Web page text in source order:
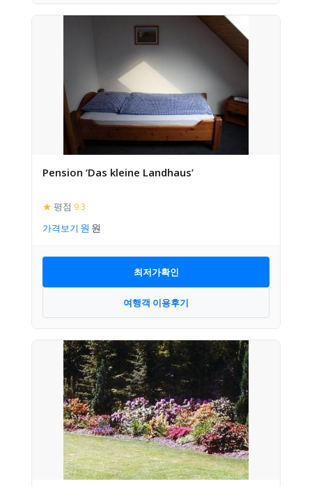
Pension ‘Das kleine Landhaus’
★ 평점 9.3
가격보기
최저가확인
여행객 이용후기